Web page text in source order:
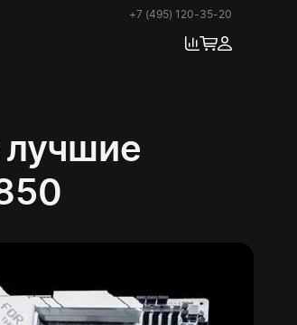
+7 (495) 120-35-20
лучшие